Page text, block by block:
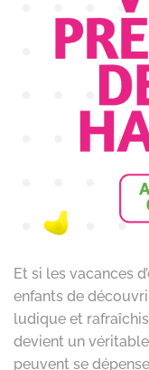
Et si les vacances
enfants de
ludique et
devient un
peuvent se